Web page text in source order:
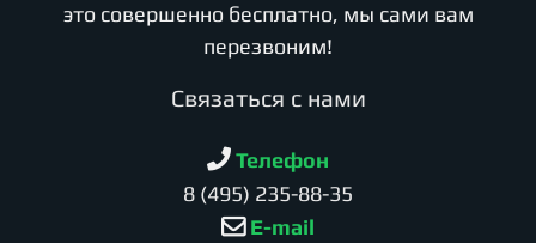
это совершенно бесплатно, мы сами вам
перезвоним!
Cвязаться с нами
Телефон
8 (495) 235-88-35
E-mail